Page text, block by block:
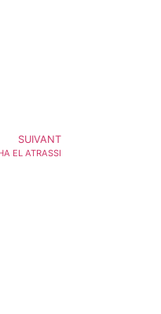
SUIVANT
EL ATRASSI